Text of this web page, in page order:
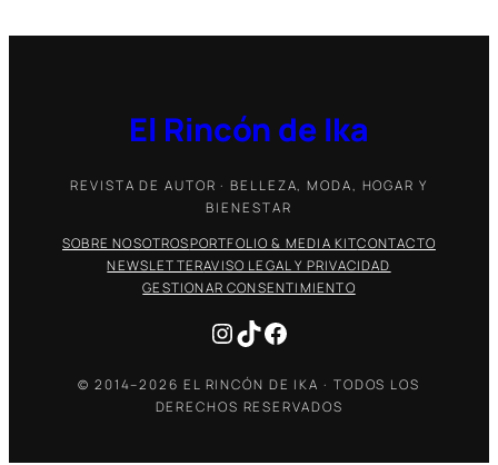
c
El Rincón de Ika
REVISTA DE AUTOR · BELLEZA, MODA, HOGAR Y
BIENESTAR
SOBRE NOSOTROSPORTFOLIO & MEDIA KITCONTACTO
NEWSLETTERAVISO LEGAL Y PRIVACIDAD
GESTIONAR CONSENTIMIENTO
Instagram
TikTokFacebook
© 2014–2026 EL RINCÓN DE IKA · TODOS LOS
DERECHOS RESERVADOS